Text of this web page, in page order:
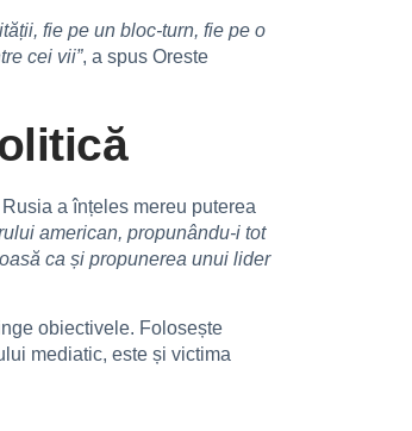
fie pe un bloc-turn, fie pe o
cei vii”, a spus Oreste
a înțeles mereu puterea
american, propunându-i tot
ca și propunerea unui lider
obiectivele. Folosește
mediatic, este și victima